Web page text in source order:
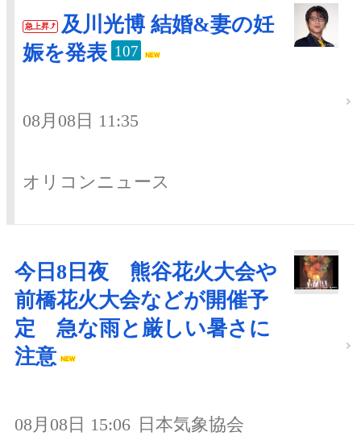
急上昇
及川光博 結婚&妻の妊
娠を発表 107
08月08日 11:35
オリコンニュース
今日8日夜 熊谷花火大会や
前橋花火大会などが開催予
定 急な雨と厳しい暑さに
注意
08月08日 15:06 日本気象協会